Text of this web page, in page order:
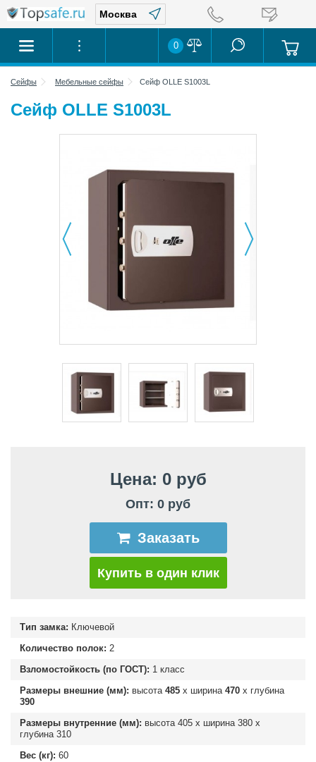
0
Сейфы Мебельные сейфы Сейф OLLE S1003L
Сейф OLLE S1003L
Цена: 0 руб
Опт: 0 руб
Заказать
Купить в один клик
Тип замка: Ключевой
Количество полок: 2
Взломостойкость (по ГОСТ): 1 класс
Размеры внешние (мм): высота 485 х ширина 470 х глубина
390
Размеры внутренние (мм): высота 405 х ширина 380 х
глубина 310
Вес (кг): 60